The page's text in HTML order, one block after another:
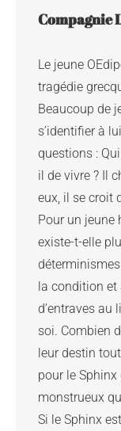
Compagnie
Le jeune
tragédie
Beaucoup de
s’identifier à
questions :
il de vivre ? Il
eux, il se croit
Pour un jeune
existe-t-elle
la condition et
d’entraves au
soi. Combien
leur destin
pour le Sphinx
monstrueux
Si le Sphinx